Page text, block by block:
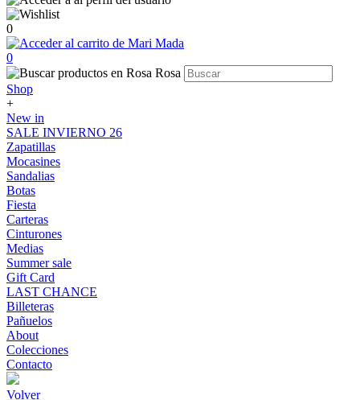
0
0
Shop
+
New in
SALE INVIERNO 26
Zapatillas
Mocasines
Sandalias
Botas
Fiesta
Carteras
Cinturones
Medias
Summer sale
Gift Card
LAST CHANCE
Billeteras
Pañuelos
About
Colecciones
Contacto
Volver